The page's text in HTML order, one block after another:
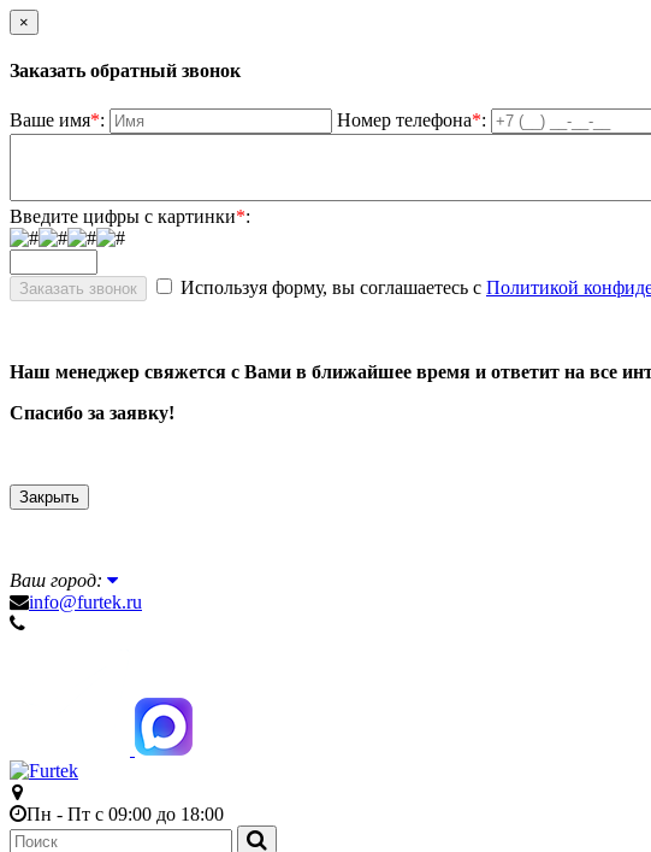
×
Заказать обратный звонок
Ваше имя*: Номер телефона*:
Введите цифры с картинки*:
Используя форму, вы соглашаетесь с Политикой
Наш менеджер свяжется с Вами в ближайшее время и ответит на все
Спасибо за заявку!
Закрыть
Ваш город:
info@furtek.ru
Пн - Пт с 09:00 до 18:00